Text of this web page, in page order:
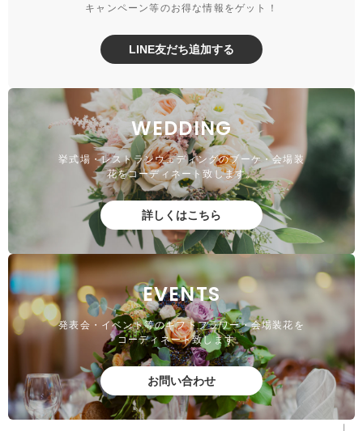
キャンペーン等のお得な情報をゲット！
LINE友だち追加する
WEDDING
挙式場・レストランウェディングのブーケ・会場装
花をコーディネート致します。
詳しくはこちら
EVENTS
発表会・イベント等のギフトフラワー・会場装花を
コーディネート致します。
お問い合わせ